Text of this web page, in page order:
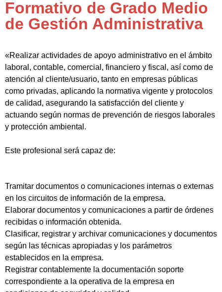
Formativo de Grado Medio
de Gestión Administrativa
«Realizar actividades de apoyo administrativo en el ámbito
laboral, contable, comercial, financiero y fiscal, así como de
atención al cliente/usuario, tanto en empresas públicas
como privadas, aplicando la normativa vigente y protocolos
de calidad, asegurando la satisfacción del cliente y
actuando según normas de prevención de riesgos laborales
y protección ambiental.
Este profesional será capaz de:
Tramitar documentos o comunicaciones internas o externas
en los circuitos de información de la empresa.
Elaborar documentos y comunicaciones a partir de órdenes
recibidas o información obtenida.
Clasificar, registrar y archivar comunicaciones y documentos
según las técnicas apropiadas y los parámetros
establecidos en la empresa.
Registrar contablemente la documentación soporte
correspondiente a la operativa de la empresa en